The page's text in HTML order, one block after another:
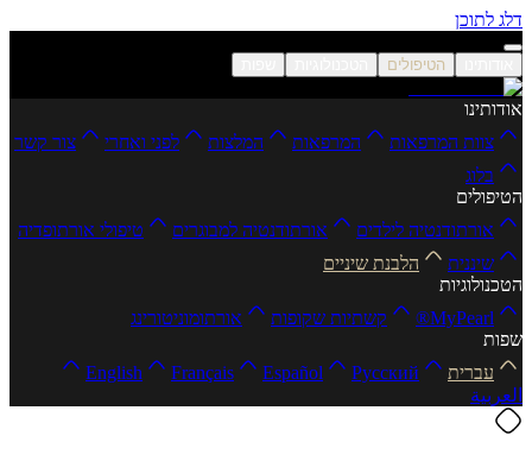
דלג לתוכן
הטיפולים
אודותינו
צוות המרפאות
המרפאות המלצות לפני ואחרי
צור קשר
בלוג
הטיפולים
אורתודנטיה לילדים
אורתודנטיה למבוגרים
טיפולי אורתופדיה
שיננית
הלבנת שיניים
הטכנולוגיות
MyPearl®
קשתיות שקופות
אורתומוניטורינג
שפות
עברית
English Français Español
Русский
العربية